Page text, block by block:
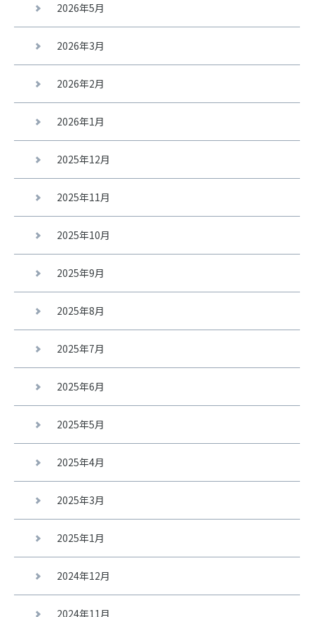
2026年5月
2026年3月
2026年2月
2026年1月
2025年12月
2025年11月
2025年10月
2025年9月
2025年8月
2025年7月
2025年6月
2025年5月
2025年4月
2025年3月
2025年1月
2024年12月
2024年11月